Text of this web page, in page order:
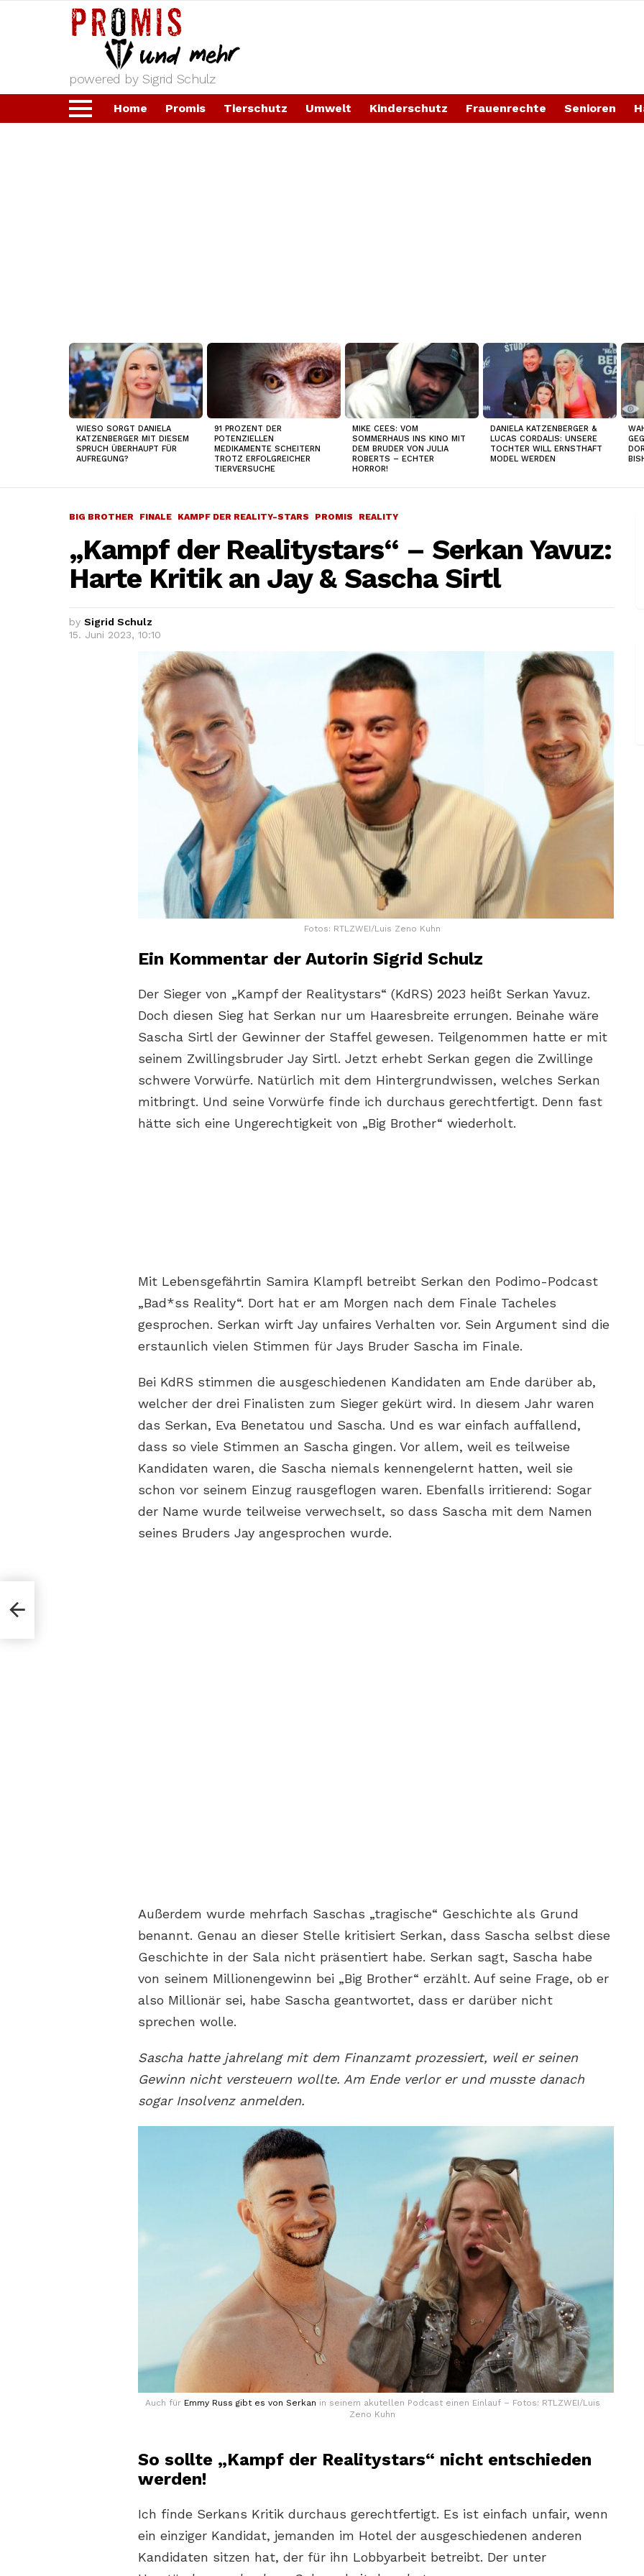
powered by Sigrid Schulz
Menu
Home Promis Tierschutz Umwelt Kinderschutz Frauenrechte Senioren
TOP
NEWS
WIESO SORGT DANIELA
KATZENBERGER MIT DIESEM
SPRUCH ÜBERHAUPT FÜR
AUFREGUNG?
91 PROZENT DER
POTENZIELLEN
MEDIKAMENTE SCHEITERN
TROTZ ERFOLGREICHER
TIERVERSUCHE
MIKE CEES: VOM
SOMMERHAUS INS KINO MIT
DEM BRUDER VON JULIA
ROBERTS – ECHTER
HORROR!
DANIELA KATZENBERGER &
LUCAS CORDALIS: UNSERE
TOCHTER WILL ERNSTHAFT
MODEL WERDEN
BIG BROTHER FINALE KAMPF DER REALITY-STARS PROMIS REALITY
„Kampf der Realitystars“ – Serkan Yavuz:
Harte Kritik an Jay & Sascha Sirtl
by Sigrid Schulz
15. Juni 2023, 10:10
Fotos: RTLZWEI/Luis Zeno Kuhn
Ein Kommentar der Autorin Sigrid Schulz
Der Sieger von „Kampf der Realitystars“ (KdRS) 2023 heißt Serkan Yavuz.
Doch diesen Sieg hat Serkan nur um Haaresbreite errungen. Beinahe wäre
Sascha Sirtl der Gewinner der Staffel gewesen. Teilgenommen hatte er mit
seinem Zwillingsbruder Jay Sirtl. Jetzt erhebt Serkan gegen die Zwillinge
schwere Vorwürfe. Natürlich mit dem Hintergrundwissen, welches Serkan
mitbringt. Und seine Vorwürfe finde ich durchaus gerechtfertigt. Denn fast
hätte sich eine Ungerechtigkeit von „Big Brother“ wiederholt.
Mit Lebensgefährtin Samira Klampfl betreibt Serkan den Podimo-Podcast
„Bad*ss Reality“. Dort hat er am Morgen nach dem Finale Tacheles
gesprochen. Serkan wirft Jay unfaires Verhalten vor. Sein Argument sind die
erstaunlich vielen Stimmen für Jays Bruder Sascha im Finale.
Bei KdRS stimmen die ausgeschiedenen Kandidaten am Ende darüber ab,
welcher der drei Finalisten zum Sieger gekürt wird. In diesem Jahr waren
das Serkan, Eva Benetatou und Sascha. Und es war einfach auffallend,
dass so viele Stimmen an Sascha gingen. Vor allem, weil es teilweise
Kandidaten waren, die Sascha niemals kennengelernt hatten, weil sie
schon vor seinem Einzug rausgeflogen waren. Ebenfalls irritierend: Sogar
der Name wurde teilweise verwechselt, so dass Sascha mit dem Namen
seines Bruders Jay angesprochen wurde.
Außerdem wurde mehrfach Saschas „tragische“ Geschichte als Grund
benannt. Genau an dieser Stelle kritisiert Serkan, dass Sascha selbst diese
Geschichte in der Sala nicht präsentiert habe. Serkan sagt, Sascha habe
von seinem Millionengewinn bei „Big Brother“ erzählt. Auf seine Frage, ob er
also Millionär sei, habe Sascha geantwortet, dass er darüber nicht
sprechen wolle.
Sascha hatte jahrelang mit dem Finanzamt prozessiert, weil er seinen
Gewinn nicht versteuern wollte. Am Ende verlor er und musste danach
sogar Insolvenz anmelden.
Auch für Emmy Russ gibt es von Serkan in seinem akutellen Podcast einen Einlauf – Fotos: RTLZWEI/Luis
Zeno Kuhn
So sollte „Kampf der Realitystars“ nicht entschieden
werden!
Ich finde Serkans Kritik durchaus gerechtfertigt. Es ist einfach unfair, wenn
ein einziger Kandidat, jemanden im Hotel der ausgeschiedenen anderen
Kandidaten sitzen hat, der für ihn Lobbyarbeit betreibt. Der unter
&